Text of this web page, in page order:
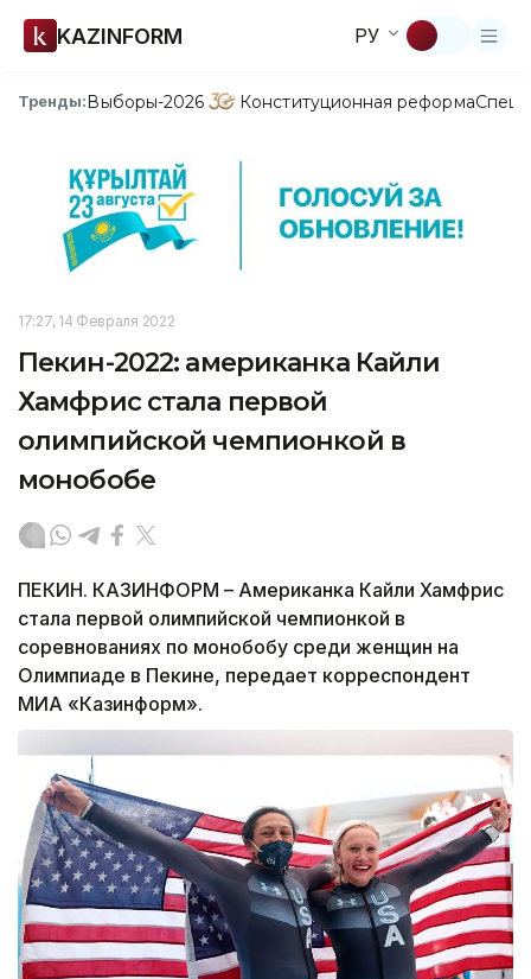
KAZINFORM РУ
Тренды:Выборы-2026 Конституционная реформа
17:27, 14 Февраля 2022
Пекин-2022: американка Кайли
Хамфрис стала первой
олимпийской чемпионкой в
монобобе
ПЕКИН. КАЗИНФОРМ – Американка Кайли Хамфрис
стала первой олимпийской чемпионкой в
соревнованиях по монобобу среди женщин на
Олимпиаде в Пекине, передает корреспондент
МИА «Казинформ».